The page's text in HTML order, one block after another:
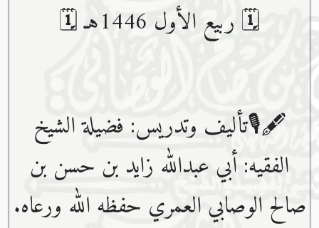
🗓 ربيع الأول 1446هـ 🗓
🖋🎙تأليف وتدريس: فضيلة الشيخ
الفقيه: أبي عبدﷲ زايد بن حسن بن
صالح الوصابي العمري حفظه ﷲ ورعاه.